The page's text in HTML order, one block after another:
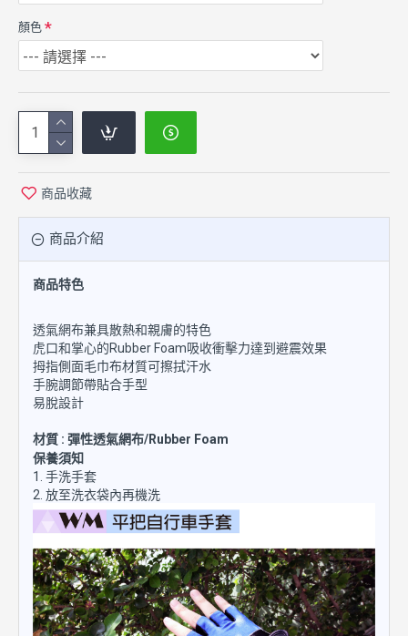
顏色
商品收藏
商品介紹
商品特色
透氣網布兼具散熱和親膚的特色
虎口和掌心的Rubber Foam吸收衝擊力達到避震效果
拇指側面毛巾布材質可擦拭汗水
手腕調節帶貼合手型
易脫設計
材質 : 彈性透氣網布/Rubber Foam
保養須知
1. 手洗手套
2. 放至洗衣袋內再機洗